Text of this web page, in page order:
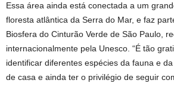
Essa área ainda está conectada a um
floresta atlântica da Serra do Mar, e faz
Biosfera do Cinturão Verde de São Paulo,
internacionalmente pela Unesco. “É tão
identificar diferentes espécies da fauna e da
de casa e ainda ter o privilégio de seguir